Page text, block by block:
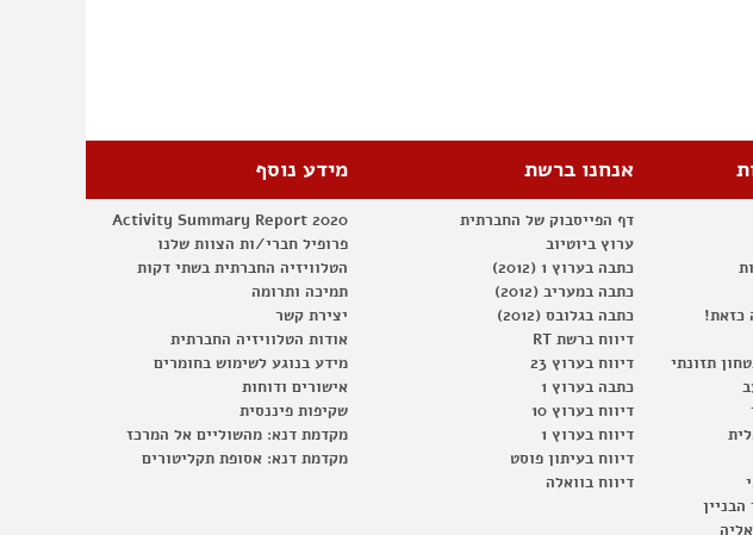
כזאת!
תזונתי
אנחנו ברשת
דף הפייסבוק של החברתית
ערוץ ביוטיוב
כתבה בערוץ 1 (2012)
כתבה במעריב (2012)
כתבה בגלובס (2012)
דיווח ברשת RT
דיווח בערוץ 23
כתבה בערוץ 1
דיווח בערוץ 10
דיווח בערוץ 1
דיווח בעיתון פוסט
דיווח בוואלה
מידע נוסף
Activity Summary Report 2020
פרופיל חברי/ות הצוות שלנו
הטלוויזיה החברתית בשתי דקות
תמיכה ותרומה
יצירת קשר
אודות הטלוויזיה החברתית
מידע בנוגע לשימוש בחומרים
אישורים ודוחות
שקיפות פיננסית
מקדמת דנא: מהשוליים אל המרכז
מקדמת דנא: אסופת תקליטורים